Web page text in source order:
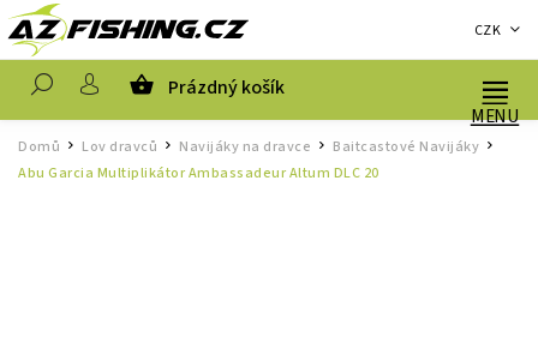
CZK
Prázdný košík
Domů / Lov dravců / Navijáky na dravce / Baitcastové Navijáky /
Abu Garcia Multiplikátor Ambassadeur Altum DLC 20